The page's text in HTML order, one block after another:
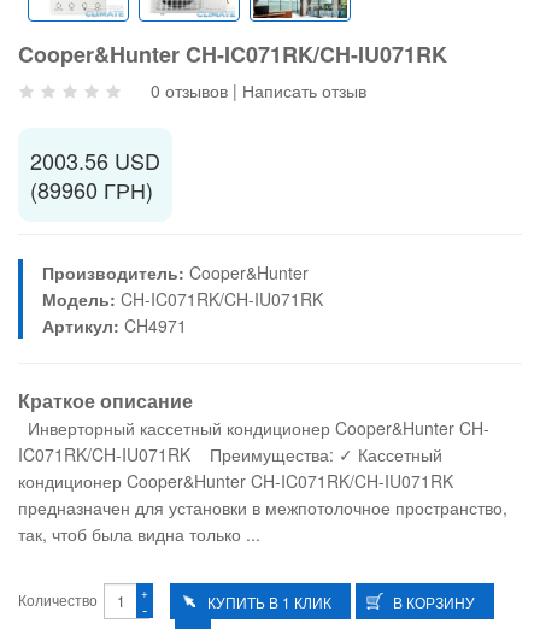
Cooper&Hunter CH-IC071RK/CH-IU071RK
0 отзывов | Написать отзыв
2003.56 USD
(89960 ГРН)
Производитель: Cooper&Hunter
Модель: CH-IC071RK/CH-IU071RK
Артикул: CH4971
Краткое описание
Инверторный кассетный кондиционер Cooper&Hunter CH-
IC071RK/CH-IU071RK Преимущества: ✓ Кассетный
кондиционер Cooper&Hunter CH-IC071RK/CH-IU071RK
предназначен для установки в межпотолочное пространство,
так, чтоб была видна только ...
Количество -
+